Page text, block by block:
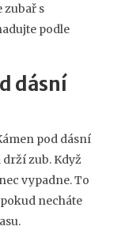
zubař s
podle
dásní
pod dásní
zub. Když
vypadne. To
necháte